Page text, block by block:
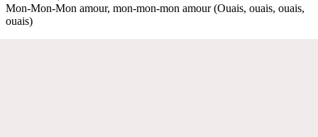
Mon-Mon-Mon amour, mon-mon-mon amour (Ouais, ouais, ouais,
ouais)